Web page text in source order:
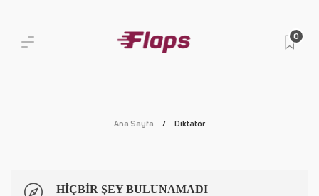
0
Ana Sayfa Diktatör
HIÇBIR ŞEY BULUNAMADI